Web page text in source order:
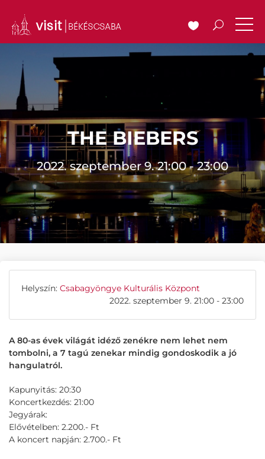
THE BIEBERS
2022. szeptember 9. 21:00 - 23:00
Helyszín: Csabagyöngye Kulturális Központ
2022. szeptember 9. 21:00 - 23:00
A 80-as évek világát idéző zenékre nem lehet nem
tombolni, a 7 tagú zenekar mindig gondoskodik a jó
hangulatról.
Kapunyitás: 20:30
Koncertkezdés: 21:00
Jegyárak:
Elővételben: 2.200.- Ft
A koncert napján: 2.700.- Ft